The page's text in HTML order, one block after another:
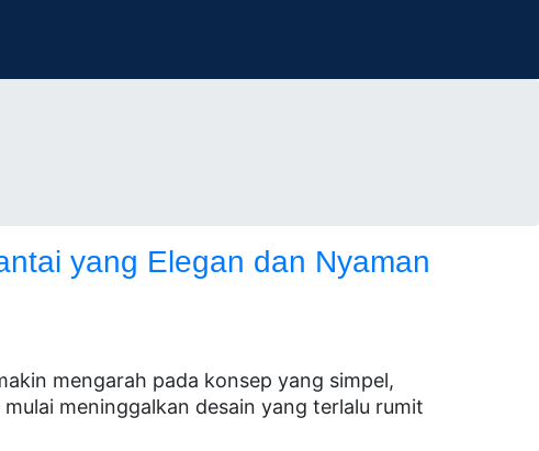
yang Elegan dan Nyaman
mengarah pada konsep yang simpel,
meninggalkan desain yang terlalu rumit